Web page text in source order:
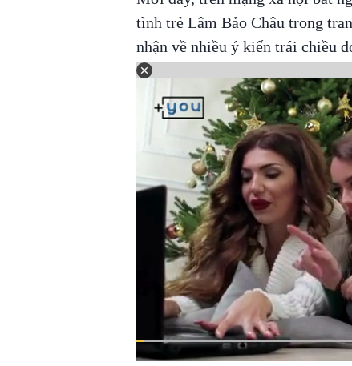
tình trẻ Lâm Bảo Châu trong
nhận về nhiều ý kiến trái chiều